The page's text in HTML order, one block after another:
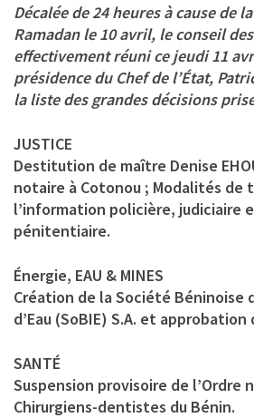
Décalée de 24 heures à cause de
Ramadan le 10 avril, le conseil
effectivement réuni ce jeudi 11
présidence du Chef de l’État,
la liste des grandes décisions
JUSTICE
Destitution de maître Denise
notaire à Cotonou ; Modalités de
l’information policière, judiciaire
pénitentiaire.
Énergie, EAU & MINES
Création de la Société Béninoise
d’Eau (SoBIE) S.A. et
SANTÉ
Suspension provisoire de l’Ordre
Chirurgiens-dentistes du Bénin.